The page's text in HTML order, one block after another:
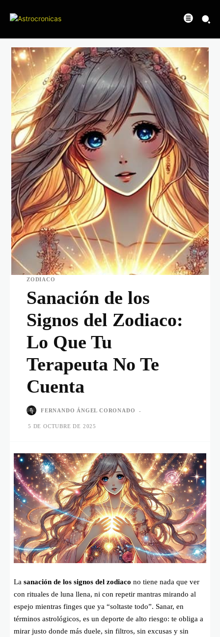
ZODIACO
Sanación de los
Signos del Zodiaco:
Lo Que Tu
Terapeuta No Te
Cuenta
FERNANDO ÁNGEL CORONADO -
5 DE OCTUBRE DE 2025
La sanación de los signos del zodiaco no tiene nada que ver
con rituales de luna llena, ni con repetir mantras mirando al
espejo mientras finges que ya “soltaste todo”. Sanar, en
términos astrológicos, es un deporte de alto riesgo: te obliga a
mirar justo donde más duele, sin filtros, sin excusas y sin